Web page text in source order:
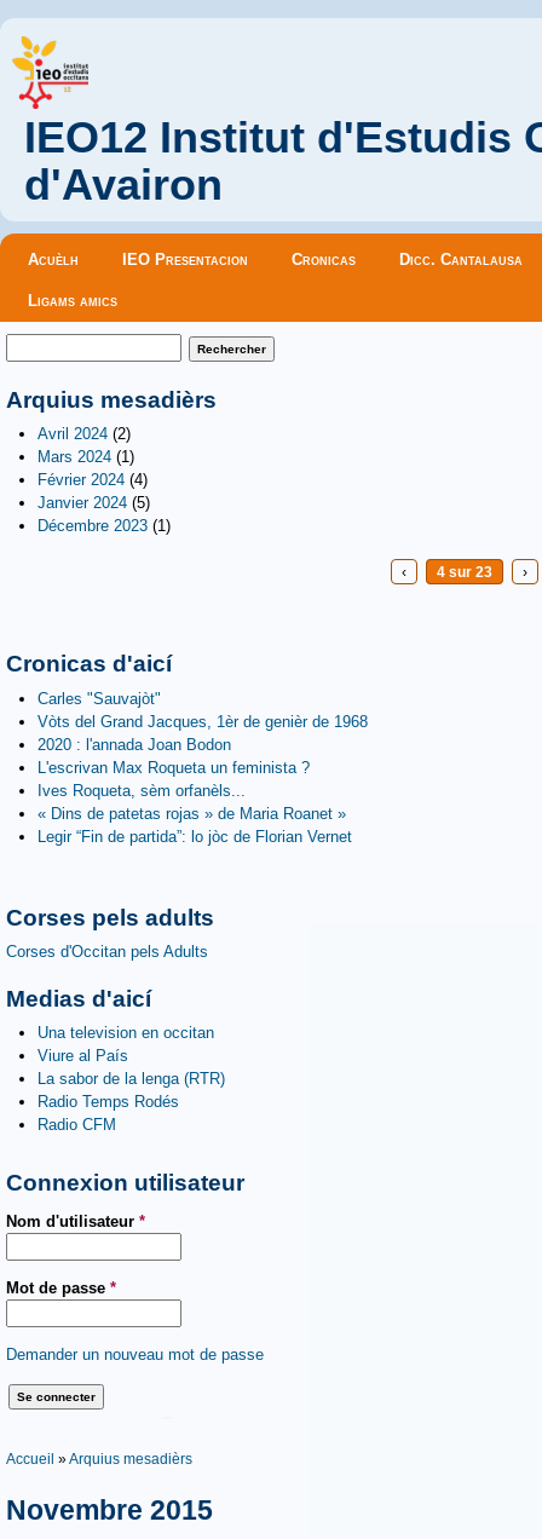
IEO12 Institut d'Estudis
d'Avairon
Menu principal
Acuèlh IEO Presentacion Cronicas Dicc. Cantalausa
Ligams amics
Formulaire de recherche
Arquius mesadièrs
Avril 2024 (2)
Mars 2024 (1)
Février 2024 (4)
Janvier 2024 (5)
Décembre 2023 (1)
‹ 4 sur 23 ›
Cronicas d'aicí
Carles "Sauvajòt"
Vòts del Grand Jacques, 1èr de genièr de 1968
2020 : l'annada Joan Bodon
L'escrivan Max Roqueta un feminista ?
Ives Roqueta, sèm orfanèls...
« Dins de patetas rojas » de Maria Roanet »
Legir “Fin de partida”: lo jòc de Florian Vernet
Corses pels adults
Corses d'Occitan pels Adults
Medias d'aicí
Una television en occitan
Viure al País
La sabor de la lenga (RTR)
Radio Temps Rodés
Radio CFM
Connexion utilisateur
Nom d'utilisateur *
Mot de passe *
Demander un nouveau mot de passe
Vous êtes ici
Accueil »Arquius mesadièrs
Novembre 2015